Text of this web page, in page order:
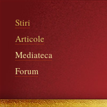
Stiri
Articole
Mediateca
Forum